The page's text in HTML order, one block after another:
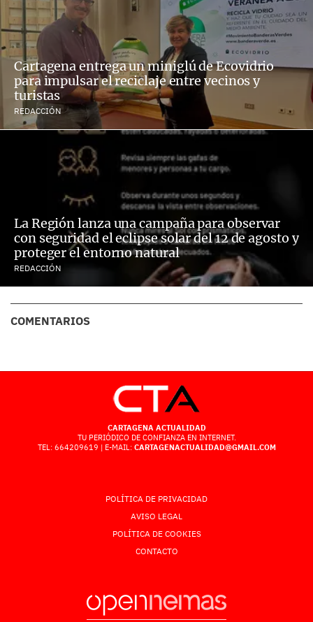
Cartagena entrega un miniglú de Ecovidrio
para impulsar el reciclaje entre vecinos y
turistas
REDACCIÓN
La Región lanza una campaña para observar
con seguridad el eclipse solar del 12 de agosto y
proteger el entorno natural
REDACCIÓN
COMENTARIOS
CARTAGENA ACTUALIDAD
TU PERIÓDICO DE CONFIANZA EN INTERNET.
TEL: 664209619 | E-MAIL: CARTAGENACTUALIDAD@GMAIL.COM
POLÍTICA DE PRIVACIDAD
AVISO LEGAL
POLÍTICA DE COOKIES
CONTACTO